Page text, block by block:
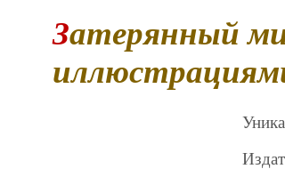
Затерянный мир, книга с лучшими